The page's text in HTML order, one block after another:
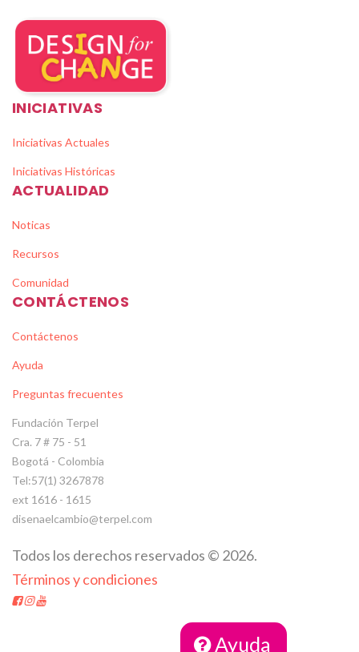
Ayuda
INICIATIVAS
Iniciativas Actuales
Iniciativas Históricas
ACTUALIDAD
Noticas
Recursos
Comunidad
CONTÁCTENOS
Contáctenos
Ayuda
Preguntas frecuentes
Fundación Terpel
Cra. 7 # 75 - 51
Bogotá - Colombia
Tel:57(1) 3267878
ext 1616 - 1615
disenaelcambio@terpel.com
Todos los derechos reservados © 2026.
Términos y condiciones